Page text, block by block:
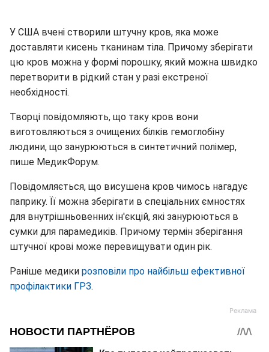
У США вчені створили штучну кров, яка може
доставляти кисень тканинам тіла. Причому зберігати
цю кров можна у формі порошку, який можна швидко
перетворити в рідкий стан у разі екстреної
необхідності.
Творці повідомляють, що таку кров вони
виготовляються з очищених білків гемоглобіну
людини, що занурюються в синтетичний полімер,
пише МедикФорум.
Повідомляється, що висушена кров чимось нагадує
паприку. Її можна зберігати в спеціальних ємностях
для внутрішньовенних ін'єкцій, які занурюються в
сумки для парамедиків. Причому термін зберігання
штучної крові може перевищувати один рік.
Раніше медики розповіли про найбільш ефективної
профілактики ГРЗ.